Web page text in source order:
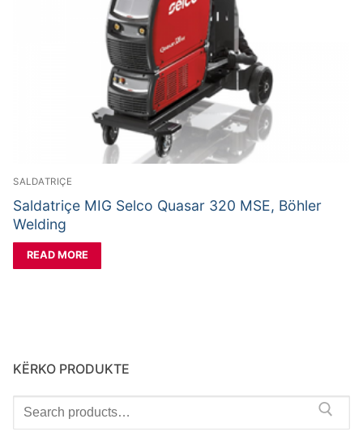
SALDATRIÇE
Saldatriçe MIG Selco Quasar 320 MSE, Böhler
Welding
READ MORE
KËRKO PRODUKTE
Search
for: